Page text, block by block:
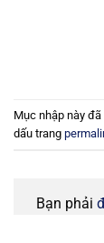
Mục nhập này
dấu trang
Bạn phải